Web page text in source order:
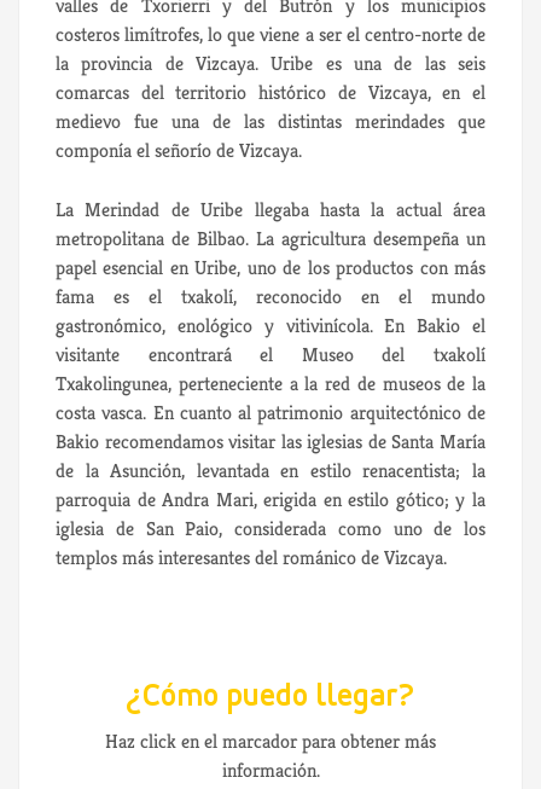
valles de Txorierri y del Butrón y los municipios
costeros limítrofes, lo que viene a ser el centro-norte de
la provincia de Vizcaya. Uribe es una de las seis
comarcas del territorio histórico de Vizcaya, en el
medievo fue una de las distintas merindades que
componía el señorío de Vizcaya.
La Merindad de Uribe llegaba hasta la actual área
metropolitana de Bilbao. La agricultura desempeña un
papel esencial en Uribe, uno de los productos con más
fama es el txakolí, reconocido en el mundo
gastronómico, enológico y vitivinícola. En Bakio el
visitante encontrará el Museo del txakolí
Txakolingunea, perteneciente a la red de museos de la
costa vasca. En cuanto al patrimonio arquitectónico de
Bakio recomendamos visitar las iglesias de Santa María
de la Asunción, levantada en estilo renacentista; la
parroquia de Andra Mari, erigida en estilo gótico; y la
iglesia de San Paio, considerada como uno de los
templos más interesantes del románico de Vizcaya.
¿Cómo puedo llegar?
Haz click en el marcador para obtener más
información.